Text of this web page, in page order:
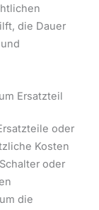
die Dauer
Ersatzteil
oder
Kosten
oder
die